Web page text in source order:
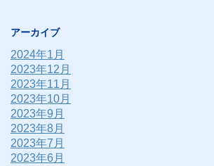
アーカイブ
2024年1月
2023年12月
2023年11月
2023年10月
2023年9月
2023年8月
2023年7月
2023年6月